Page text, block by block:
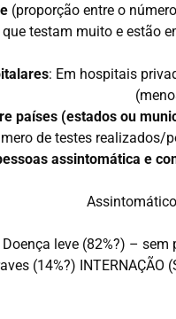
(proporção entre o
testam muito e estão
: Em hospitais
países (estados ou
de testes realizados/
assintomática e
Doença leve (82%?) –
(14%?)